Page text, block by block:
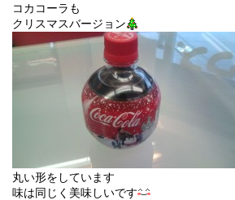
コカコーラも
クリスマスバージョン
丸い形をしています
味は同じく美味しいです